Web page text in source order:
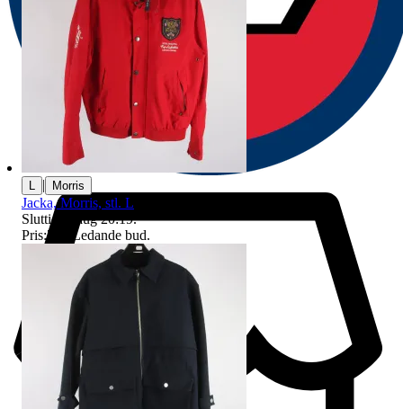
L | Morris
Jacka, Morris, stl. L
Sluttid
10 aug 20:19.
Pris:7 kr Ledande bud.